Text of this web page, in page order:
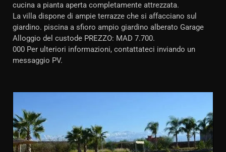
cucina a pianta aperta completamente attrezzata.
La villa dispone di ampie terrazze che si affacciano sul
giardino. piscina a sfioro ampio giardino alberato Garage
Alloggio del custode PREZZO: MAD 7.700.
000 Per ulteriori informazioni, contattateci inviando un
messaggio PV.